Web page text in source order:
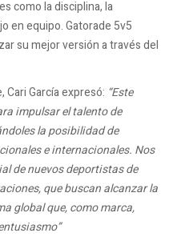
como la disciplina, la
en equipo. Gatorade 5v5
su mejor versión a través del
Cari García expresó: “Este
impulsar el talento de
la posibilidad de
e internacionales. Nos
de nuevos deportistas de
que buscan alcanzar la
global que, como marca,